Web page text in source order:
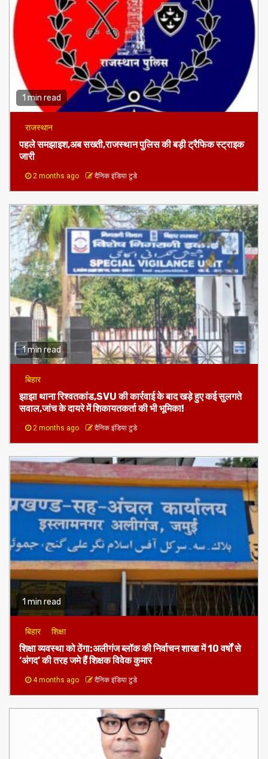
1 min read
राजस्थान
पहले समझाइश,अब सख्ती,राजस्थान पुलिस की बड़ी ट्रैफिक स्ट्राइक
2 months ago दैनिक इंडिया टुडे
1 min read
बिहार
झाझा थाना रिश्वतकांड,SVU की कार्रवाई के बाद खड़े हुए कई सुलगते
2 months ago दैनिक इंडिया टुडे
1 min read
बिहार शिक्षा
शिक्षा व्यवस्था को ठेंगा:अलीगंज ब्लॉक की निर्वाचन शाखा में 10 वर्षों से
4 months ago दैनिक इंडिया टुडे